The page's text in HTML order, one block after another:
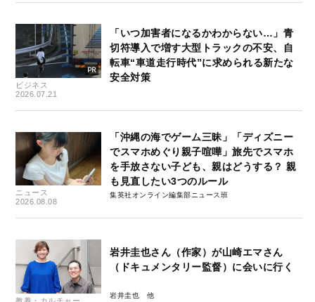
ビジネス
2026.07.21
「いつ加害者になるかわからない…」青
切符導入で増す大型トラックの不安、自
転車“車道走行時代”に求められる新たな
安全対策
ニュース
2026.08.08
「沖縄の海でゲーム三昧」「ディズニー
でスマホめぐり親子喧嘩」旅先でスマホ
を手放さない子ども、親はどうする？ 親
も見直したい3つのルール
集英社オンライン編集部ニュース班
岩井圭也さん（作家）が山崎エマさん
（ドキュメンタリー監督）に会いに行く
岩井圭也